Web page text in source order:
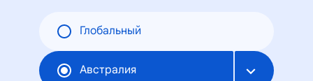
Глобальный
Австралия